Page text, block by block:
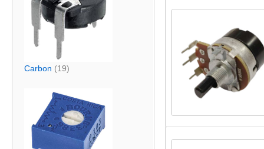
Carbon (19)